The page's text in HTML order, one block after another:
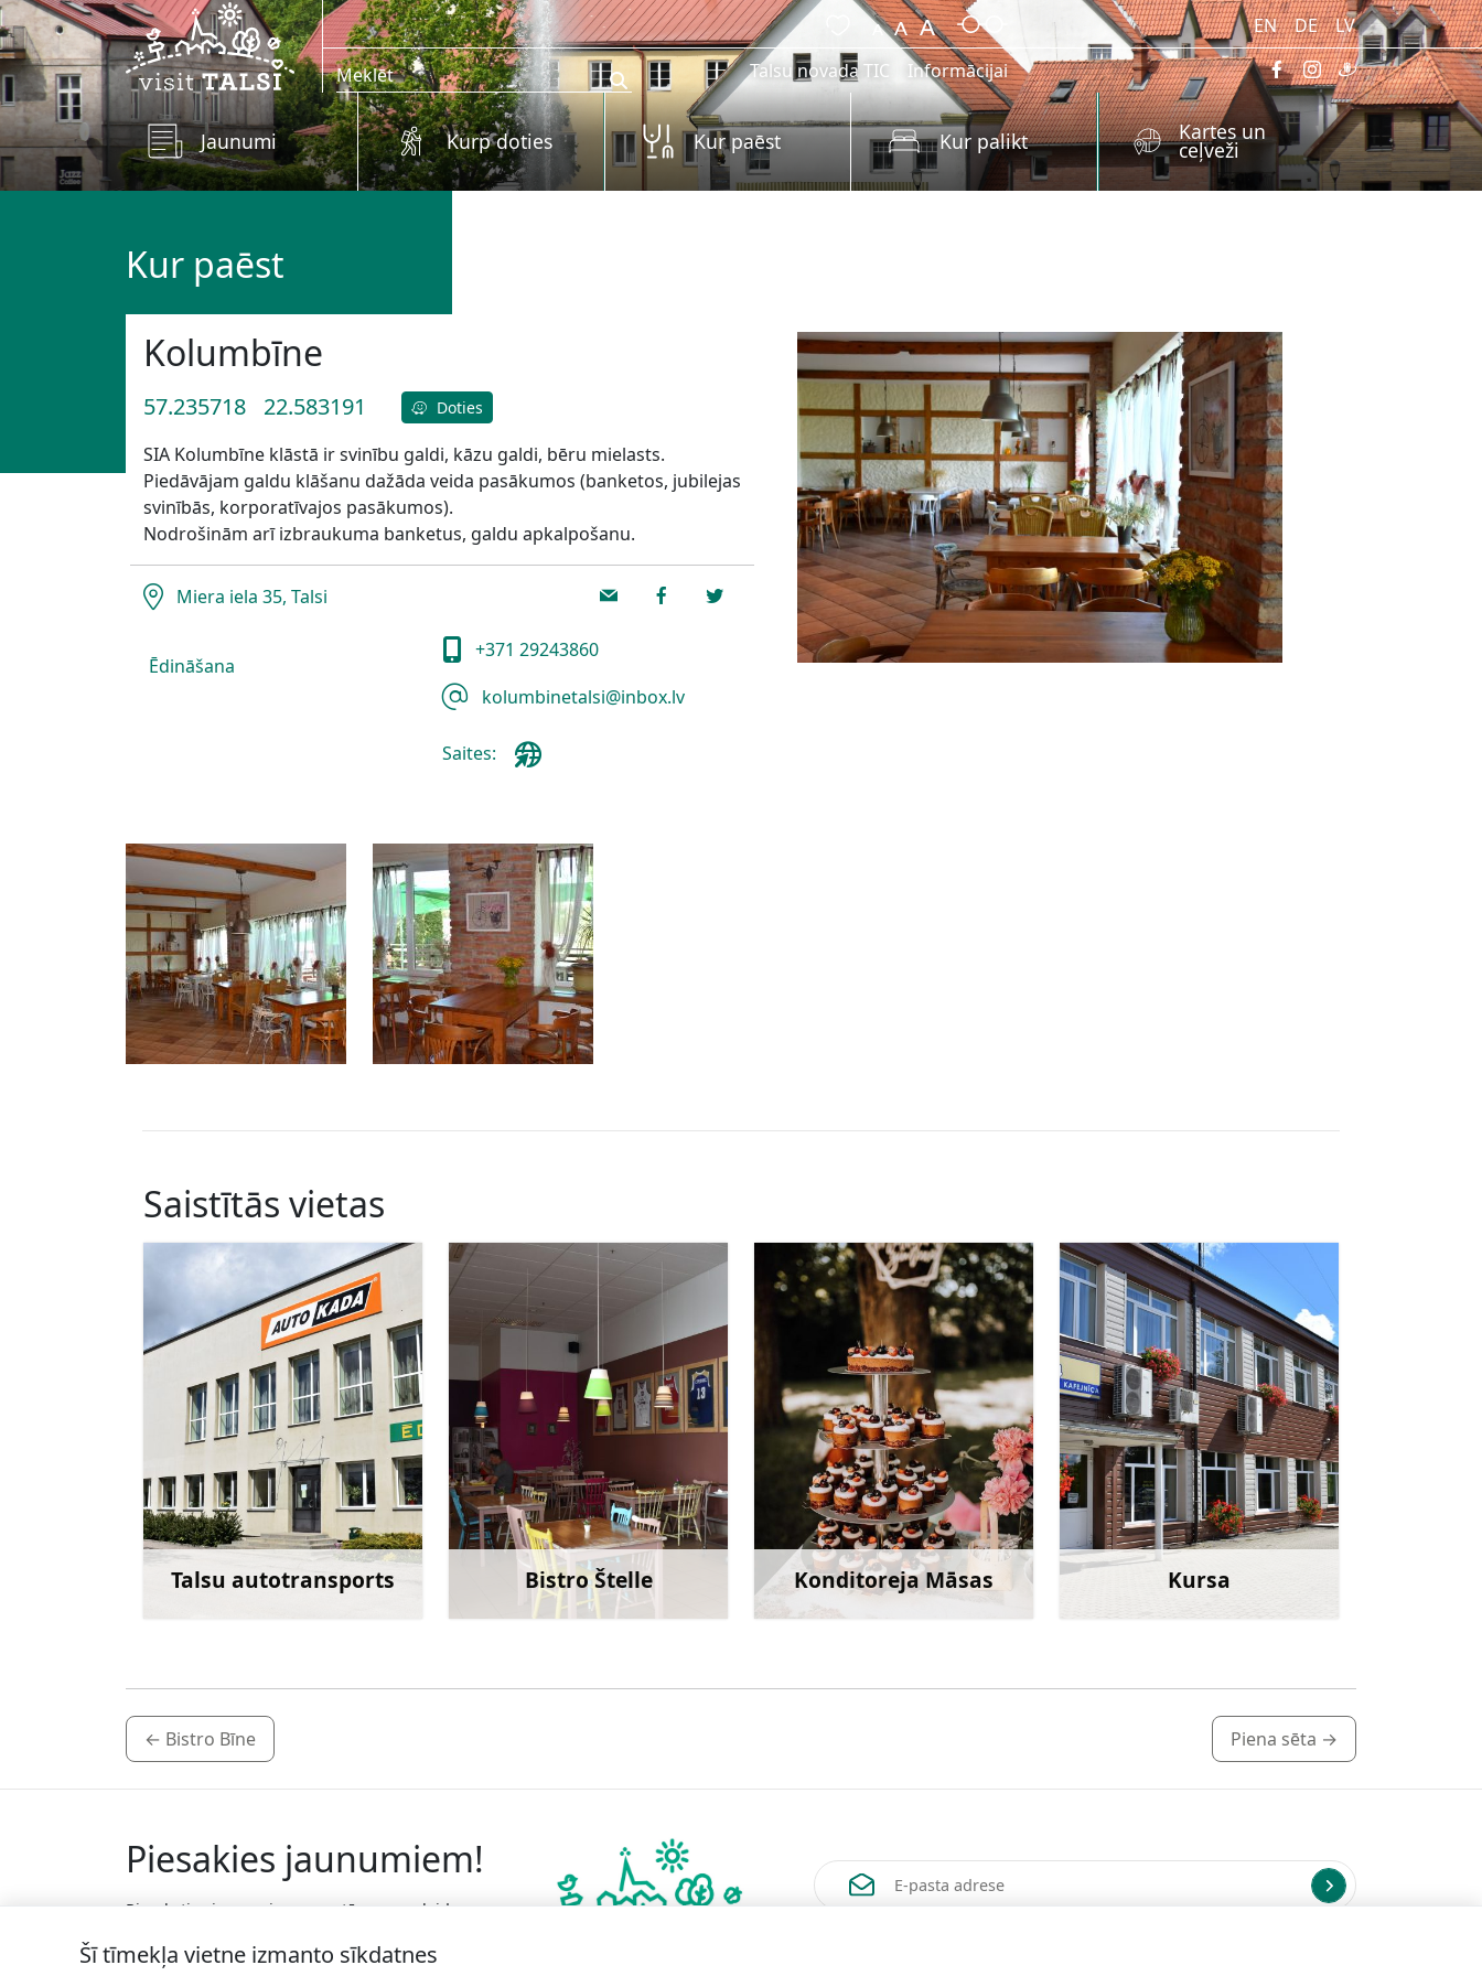
Skip to main content
EN DE
LV
Talsu novada TIC
Informācijai
Jaunumi Kurp doties Kur paēst Kur palikt Kartes un
ceļveži
Kur paēst
Kolumbīne
57.235718 22.583191 Doties
SIA Kolumbīne klāstā ir svinību galdi, kāzu galdi, bēru mielasts.
Piedāvājam galdu klāšanu dažāda veida pasākumos (banketos, jubilejas
svinībās, korporatīvajos pasākumos).
Nodrošinām arī izbraukuma banketus, galdu apkalpošanu.
Miera iela 35, Talsi
Ēdināšana
+371 29243860
kolumbinetalsi@inbox.lv
Saites:
Saistītās vietas
Talsu autotransports
Uzzināt vairāk
Bistro Štelle
Uzzināt vairāk
Konditoreja Māsas
Uzzināt vairāk
Kursa
← Bistro Bīne Piena sēta →
Piesakies jaunumiem!
Pieraksties jaunumiem e-pastā un nepalaid
Šī tīmekļa vietne izmanto sīkdatnes